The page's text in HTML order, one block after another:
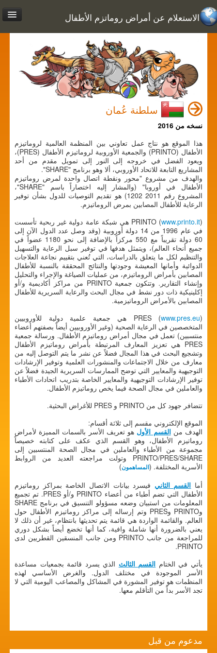
الاستعلام عن أمراض روماتزم الأطفال
سلطنة عُمان
نسخه من 2016
هذا الموقع هو نتاج عمل تعاوني بين المنظمة العالمية لروماتيزم
الأطفال (PRINTO) والجمعية الأوروبية لروماتيزم الأطفال (PRES)،
ويعود الفضل في خروجه إلى النور إلى تمويل مقدم من أحد
المشاريع التابعة للاتحاد الأوروبي، ألا وهو برنامج "SHARE".
والهدف من مشروع "محور ونقطة اتصال واحدة لمرض روماتيزم
الأطفال في أوروبا" (والمشار إليه اختصاراً باسم "SHARE"،
المشروع رقم 2011 1202) هو تقديم التوصيات للدول بشأن توفير
الرعاية للأطفال المصابين بمرض الروماتيزم.
PRINTO (www.printo.it
) هي شبكة عامة دولية غير ربحية تأسست
في عام 1996 من 14 دولة أوروبية (وقد وصل عدد الدول الآن إلى
60 دولة تقريباً مع 550 مركزاً بالإضافة إلى نحو 1180 عضواً في
جميع أنحاء العالم)، ويتمثل هدفها في توفير سبل الرعاية والتسهيل
والتنظيم لكل ما يتعلق بالدراسات، التي تُعني بتقييم نجاعة العلاجات
الدوائية وأمانها المعيشة وجودتها والنتائج المحققة بالنسبة للأطفال
المصابين بأمراض الروماتيزم، من عمليات الصياغة والإجراء والتحليل
وإنشاء التقارير. وتتكون جمعية PRINTO من مراكز أكاديمية و/أو
إكلينيكية ذات دور نشط في مجال البحث والرعاية السريرية للأطفال
المصابين بالأمراض الروماتيزمية.
PRES (www.pres.eu
) هي جمعية علمية دولية للأوروبيين
المتخصصين في الرعاية الصحية (وغير الأوروبيين أيضاً بصفتهم أعضاء
منتسبين) تعمل في مجال أمراض روماتيزم الأطفال. ورسالة جمعية
PRES هي تعزيز المعارف المرتبطة بأمراض روماتيزم الأطفال
وتشجيع البحث في هذا المجال فضلاً عن نشر ما يتم التوصل إليه من
معارف من خلال الاجتماعات والمنشورات العلمية وتوفير الإرشادات
التوجيهية والمعايير التي توضح الممارسات السريرية الجيدة فضلاً عن
توفير الإرشادات التوجيهية والمعايير الخاصة بتدريب اتحادات الأطباء
والعاملين في مجال الصحة فيما يخص روماتيزم الأطفال.
تتضافر جهود كل من PRINTO و PRES للأغراض البحثية.
الموقع الإلكتروني مقسم إلى ثلاثة أقسام:
الهدف منالقسم الأول هو تعريف الأسر بالسمات المميزة لأمراض
روماتيزم الأطفال، وهو القسم الذي عكف على كتابته خصيصاً
مجموعة من الأطباء والعاملين في مجال الصحة المنتسبين إلى
PRINTO/PRES/SHARE وتولت مراجعته العديد من الروابط
الأسرية المختلفة. ( المساهمون)
أما القسم الثاني فيسرد بيانات الاتصال الخاصة بمراكز روماتيزم
الأطفال التي تضم أطباء من أعضاء PRINTO و/أو PRES. تم تجميع
المعلومات من استبيان وضعه مسؤولو التنسيق في برنامج SHARE
وPRINTO وPRES وتم إرساله إلى مراكز روماتيزم الأطفال حول
العالم. والقائمة الواردة هي قائمة يتم تحديثها بانتظام، غير أن ذلك لا
يعني بالضرورة أنها شاملة وافية، كما أنها تخضع أيضاً بشكل دوري
للمراجعة من جانب PRINTO ومن جانب المنسقين القطريين لدى
PRINTO.
يأتي في الختام القسم الثالث الذي يسرد قائمة بجمعيات مساعدة
الأسر الموجودة في مختلف الدول. والغرض الأساسي لهذه
المنظمات هو توفير المشورة في المشاكل والمصاعب اليومية التي لا
تجد الأسر بداً من التأقلم معها.
مدعوم من قبل